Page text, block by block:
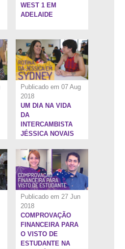
WEST 1 EM
ADELAIDE
Publicado em 07 Aug
2018
UM DIA NA VIDA
DA
INTERCAMBISTA
JÉSSICA NOVAIS
Publicado em 27 Jun
2018
COMPROVAÇÃO
FINANCEIRA PARA
O VISTO DE
ESTUDANTE NA
13:11''